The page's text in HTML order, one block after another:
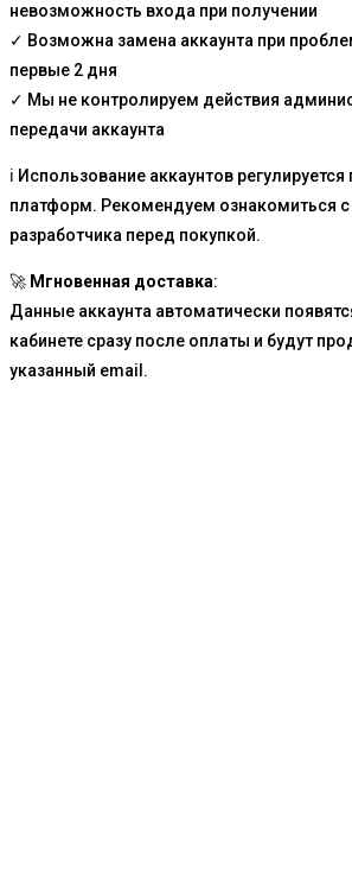
невозможность входа при получении
✓ Возможна замена аккаунта при
первые 2 дня
✓ Мы не контролируем действия
передачи аккаунта
ℹ️ Использование аккаунтов
платформ. Рекомендуем ознакомиться с
разработчика перед покупкой.
🚀 Мгновенная доставка:
Данные аккаунта автоматически
кабинете сразу после оплаты и будут
указанный email.